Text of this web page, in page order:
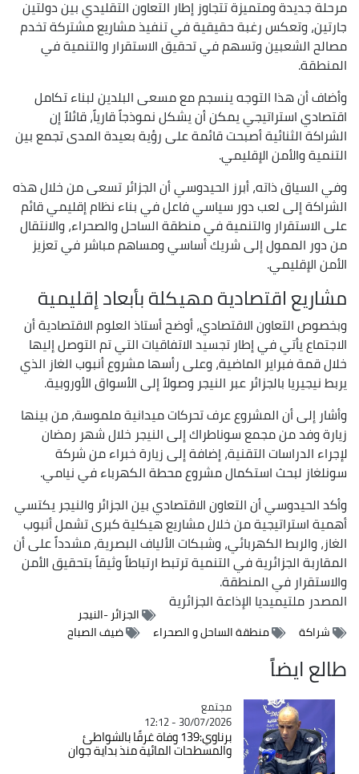
مرحلة جديدة ومتميزة تتجاوز إطار التعاون التقليدي بين دولتين
جارتين، وتعكس رغبة حقيقية في تنفيذ مشاريع مشتركة تخدم
مصالح الشعبين وتسهم في تحقيق الاستقرار والتنمية في
المنطقة.
وأضاف أن هذا التوجه ينسجم مع مسعى البلدين لبناء تكامل
اقتصادي استراتيجي يمكن أن يشكل نموذجاً قارياً، قائلاً إن
الشراكة الثنائية أصبحت قائمة على رؤية بعيدة المدى تجمع بين
التنمية والأمن الإقليمي.
وفي السياق ذاته، أبرز الحيدوسي أن الجزائر تسعى من خلال هذه
الشراكة إلى لعب دور سياسي فاعل في بناء نظام إقليمي قائم
على الاستقرار والتنمية في منطقة الساحل والصحراء، والانتقال
من دور الممول إلى شريك أساسي ومساهم مباشر في تعزيز
الأمن الإقليمي.
مشاريع اقتصادية مهيكلة بأبعاد إقليمية
وبخصوص التعاون الاقتصادي، أوضح أستاذ العلوم الاقتصادية أن
الاجتماع يأتي في إطار تجسيد الاتفاقيات التي تم التوصل إليها
خلال قمة فبراير الماضية، وعلى رأسها مشروع أنبوب الغاز الذي
يربط نيجيريا بالجزائر عبر النيجر وصولاً إلى الأسواق الأوروبية.
وأشار إلى أن المشروع عرف تحركات ميدانية ملموسة، من بينها
زيارة وفد من مجمع سوناطراك إلى النيجر خلال شهر رمضان
لإجراء الدراسات التقنية، إضافة إلى زيارة خبراء من شركة
سونلغاز لبحث استكمال مشروع محطة الكهرباء في نيامي.
وأكد الحيدوسي أن التعاون الاقتصادي بين الجزائر والنيجر يكتسي
أهمية استراتيجية من خلال مشاريع هيكلية كبرى تشمل أنبوب
الغاز، والربط الكهربائي، وشبكات الألياف البصرية، مشدداً على أن
المقاربة الجزائرية في التنمية ترتبط ارتباطاً وثيقاً بتحقيق الأمن
والاستقرار في المنطقة.
المصدرملتيميديا الإذاعة الجزائرية
الجزائر -النيجر
شراكة
منطقة الساحل و الصحراء ضيف الصباح
طالع ايضاً
Catégorie
مجتمع
30/07/2026 - 12:12
برناوي:139 وفاة غرقًا بالشواطئ
والمسطحات المائية منذ بداية جوان